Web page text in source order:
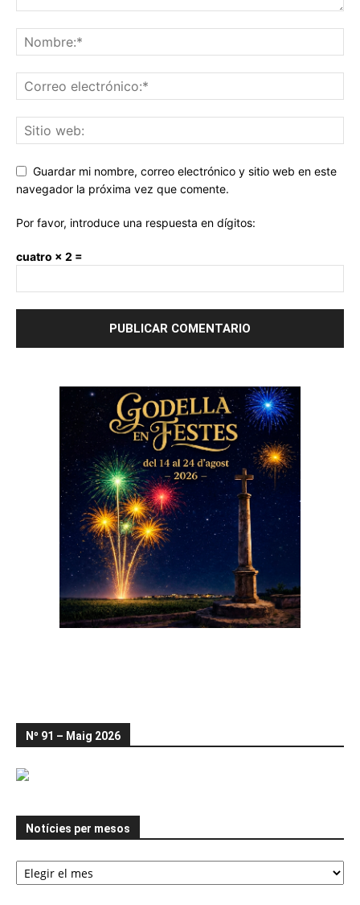
Guardar mi nombre, correo electrónico y sitio web en este
navegador la próxima vez que comente.
Por favor, introduce una respuesta en dígitos:
cuatro × 2 =
Nº 91 – Maig 2026
Notícies per mesos
Notícies
per